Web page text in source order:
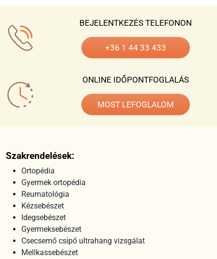
BEJELENTKEZÉS TELEFONON
+36 1 44 33 433
ONLINE IDŐPONTFOGLALÁS
MOST LEFOGLALOM
Szakrendelések:
Ortopédia
Gyermek ortopédia
Reumatológia
Kézsebészet
Idegsebészet
Gyermeksebészet
Csecsemő csípő ultrahang vizsgálat
Mellkassebészet